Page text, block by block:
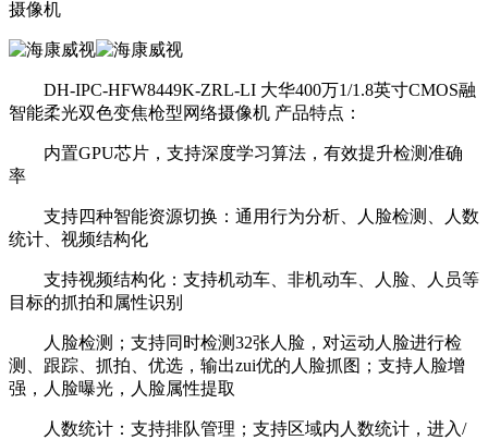
摄像机
DH-IPC-HFW8449K-ZRL-LI 大华400万1/1.8英寸CMOS融
智能柔光双色变焦枪型网络摄像机 产品特点：
内置GPU芯片，支持深度学习算法，有效提升检测准确
率
支持四种智能资源切换：通用行为分析、人脸检测、人数
统计、视频结构化
支持视频结构化：支持机动车、非机动车、人脸、人员等
目标的抓拍和属性识别
人脸检测；支持同时检测32张人脸，对运动人脸进行检
测、跟踪、抓拍、优选，输出zui优的人脸抓图；支持人脸增
强，人脸曝光，人脸属性提取
人数统计：支持排队管理；支持区域内人数统计，进入/